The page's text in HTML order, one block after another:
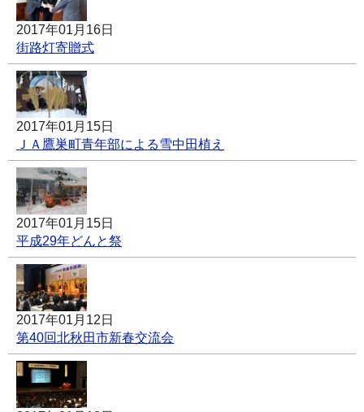
2017年01月16日
街路灯寄贈式
2017年01月15日
ＪＡ鷹巣町青年部による雪中田植え
2017年01月15日
平成29年どんと祭
2017年01月12日
第40回北秋田市新春交流会